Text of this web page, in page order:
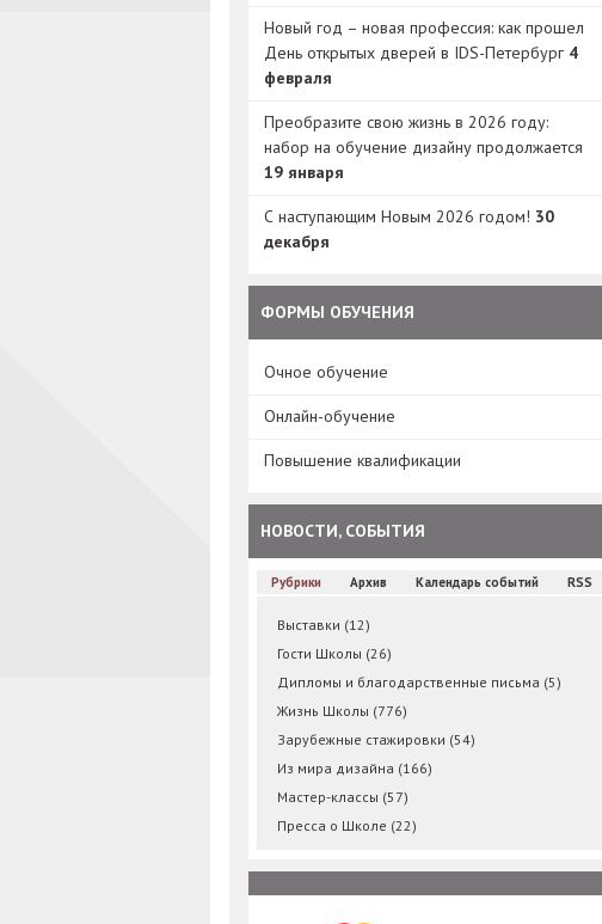
Новый год – новая профессия: как прошел
День открытых дверей в IDS-Петербург 4
февраля
Преобразите свою жизнь в 2026 году:
набор на обучение дизайну продолжается
19 января
С наступающим Новым 2026 годом! 30
декабря
ФОРМЫ ОБУЧЕНИЯ
Очное обучение
Онлайн-обучение
Повышение квалификации
НОВОСТИ, СОБЫТИЯ
Рубрики Архив Календарь событий RSS
Выставки (12)
Гости Школы (26)
Дипломы и благодарственные письма (5)
Жизнь Школы (776)
Зарубежные стажировки (54)
Из мира дизайна (166)
Мастер-классы (57)
Пресса о Школе (22)